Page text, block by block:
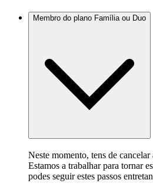
Membro do plano Família ou Duo
Neste momento, tens de cancelar
Estamos a trabalhar para tornar
podes seguir estes passos